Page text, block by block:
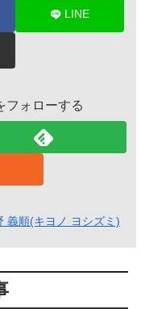
LINE
フォローする
義順(キヨノ ヨシズミ)